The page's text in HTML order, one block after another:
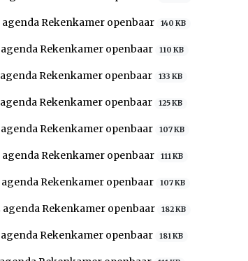
agenda Rekenkamer openbaar 140 KB
agenda Rekenkamer openbaar 110 KB
agenda Rekenkamer openbaar 133 KB
agenda Rekenkamer openbaar 125 KB
agenda Rekenkamer openbaar 107 KB
agenda Rekenkamer openbaar 111 KB
agenda Rekenkamer openbaar 107 KB
agenda Rekenkamer openbaar 182 KB
agenda Rekenkamer openbaar 181 KB